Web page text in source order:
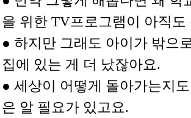
을 위한 TV프로그램이 아직도
● 하지만 그래도 아이가 밖으
집에 있는 게 더 났잖아요.
● 세상이 어떻게 돌아가는지
은 알 필요가 있고요.